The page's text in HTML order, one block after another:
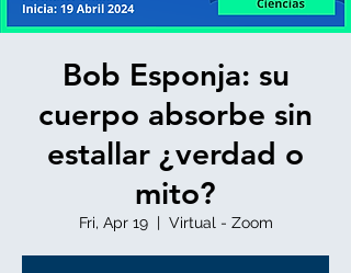
Bob Esponja: su
cuerpo absorbe sin
estallar ¿verdad o
mito?
Fri, Apr 19
  |
Virtual - Zoom